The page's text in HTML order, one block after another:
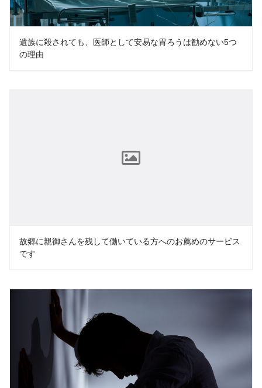
遺族に殺されても、医師として安易な胃ろうは勧めない5つ
の理由
故郷に親御さんを残して働いている方へのお薦めのサービス
です